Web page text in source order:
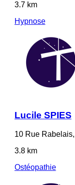
3.7 km
Hypnose
Lucile SPIES
10 Rue
3.8 km
Ostéopathie